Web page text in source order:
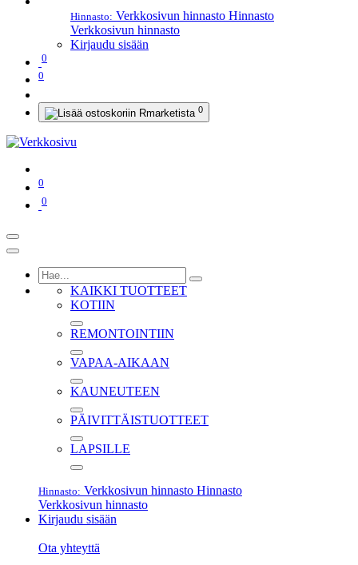
Hinnasto: Verkkosivun hinnasto Hinnasto
Verkkosivun hinnasto
Kirjaudu sisään
0
0
0
0
0
KAIKKI TUOTTEET
KOTIIN
REMONTOINTIIN
VAPAA-AIKAAN
KAUNEUTEEN
PÄIVITTÄISTUOTTEET
LAPSILLE
Hinnasto: Verkkosivun hinnasto Hinnasto
Verkkosivun hinnasto
Kirjaudu sisään
Ota yhteyttä